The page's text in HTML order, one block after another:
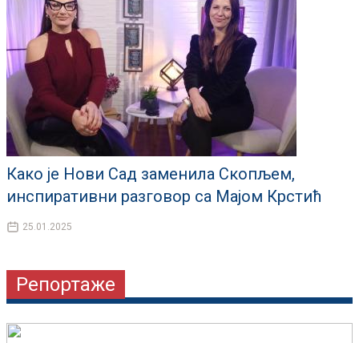
Како је Нови Сад заменила Скопљем,
инспиративни разговор са Мајом Крстић
25.01.2025
Репортаже